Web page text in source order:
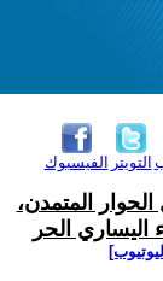
الفيسبوك التويتر
المتمدن،
الحر